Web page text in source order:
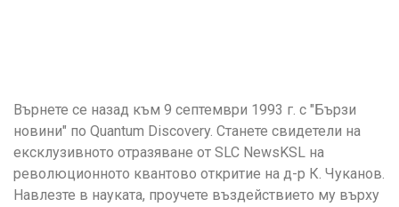
Върнете се назад към 9 септември 1993 г. с "Бързи
новини" по Quantum Discovery. Станете свидетели на
ексклузивното отразяване от SLC NewsKSL на
революционното квантово откритие на д-р К. Чуканов.
Навлезте в науката, проучете въздействието му върху